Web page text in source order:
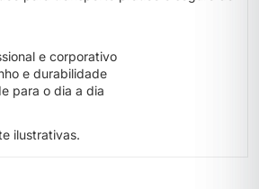
e corporativo
e durabilidade
para o dia a dia
ilustrativas.